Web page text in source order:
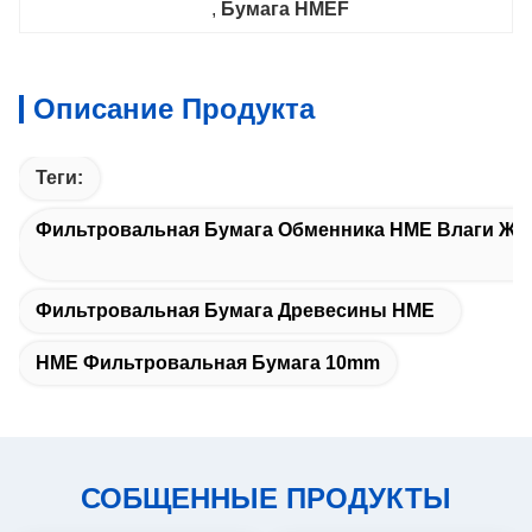
, Бумага HMEF
Описание Продукта
Теги:
Фильтровальная Бумага Обменника HME Влаги
Фильтровальная Бумага Древесины HME
HME Фильтровальная Бумага 10mm
СОБЩЕННЫЕ ПРОДУКТЫ